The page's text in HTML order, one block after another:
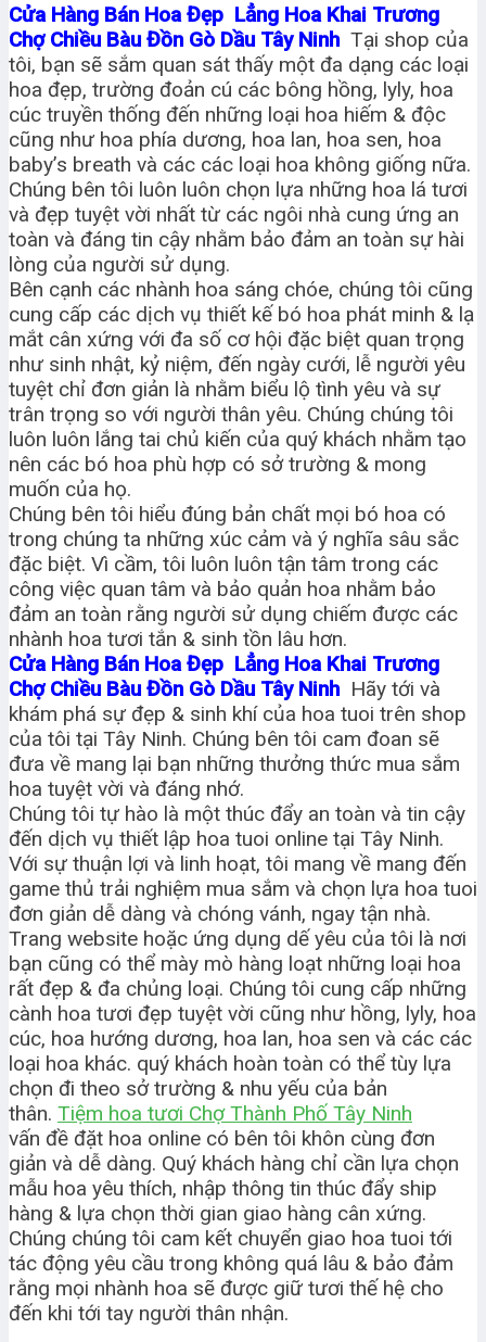
Cửa Hàng Bán Hoa Đẹp Lẳng Hoa Khai Trương
Chợ Chiều Bàu Đồn Gò Dầu Tây Ninh Tại shop của
tôi, bạn sẽ sắm quan sát thấy một đa dạng các loại
hoa đẹp, trường đoản cú các bông hồng, lyly, hoa
cúc truyền thống đến những loại hoa hiếm & độc
cũng như hoa phía dương, hoa lan, hoa sen, hoa
baby’s breath và các các loại hoa không giống nữa.
Chúng bên tôi luôn luôn chọn lựa những hoa lá tươi
và đẹp tuyệt vời nhất từ các ngôi nhà cung ứng an
toàn và đáng tin cậy nhằm bảo đảm an toàn sự hài
lòng của người sử dụng.
Bên cạnh các nhành hoa sáng chóe, chúng tôi cũng
cung cấp các dịch vụ thiết kế bó hoa phát minh & lạ
mắt cân xứng với đa số cơ hội đặc biệt quan trọng
như sinh nhật, kỷ niệm, đến ngày cưới, lễ người yêu
tuyệt chỉ đơn giản là nhằm biểu lộ tình yêu và sự
trân trọng so với người thân yêu. Chúng chúng tôi
luôn luôn lắng tai chủ kiến của quý khách nhằm tạo
nên các bó hoa phù hợp có sở trường & mong
muốn của họ.
Chúng bên tôi hiểu đúng bản chất mọi bó hoa có
trong chúng ta những xúc cảm và ý nghĩa sâu sắc
đặc biệt. Vì cầm, tôi luôn luôn tận tâm trong các
công việc quan tâm và bảo quản hoa nhằm bảo
đảm an toàn rằng người sử dụng chiếm được các
nhành hoa tươi tắn & sinh tồn lâu hơn.
Cửa Hàng Bán Hoa Đẹp Lẳng Hoa Khai Trương
Chợ Chiều Bàu Đồn Gò Dầu Tây Ninh Hãy tới và
khám phá sự đẹp & sinh khí của hoa tuoi trên shop
của tôi tại Tây Ninh. Chúng bên tôi cam đoan sẽ
đưa về mang lại bạn những thưởng thức mua sắm
hoa tuyệt vời và đáng nhớ.
Chúng tôi tự hào là một thúc đẩy an toàn và tin cậy
đến dịch vụ thiết lập hoa tuoi online tại Tây Ninh.
Với sự thuận lợi và linh hoạt, tôi mang về mang đến
game thủ trải nghiệm mua sắm và chọn lựa hoa tuoi
đơn giản dễ dàng và chóng vánh, ngay tận nhà.
Trang website hoặc ứng dụng dế yêu của tôi là nơi
bạn cũng có thể mày mò hàng loạt những loại hoa
rất đẹp & đa chủng loại. Chúng tôi cung cấp những
cành hoa tươi đẹp tuyệt vời cũng như hồng, lyly, hoa
cúc, hoa hướng dương, hoa lan, hoa sen và các các
loại hoa khác. quý khách hoàn toàn có thể tùy lựa
chọn đi theo sở trường & nhu yếu của bản
thân. Tiệm hoa tươi Chợ Thành Phố Tây Ninh
vấn đề đặt hoa online có bên tôi khôn cùng đơn
giản và dễ dàng. Quý khách hàng chỉ cần lựa chọn
mẫu hoa yêu thích, nhập thông tin thúc đẩy ship
hàng & lựa chọn thời gian giao hàng cân xứng.
Chúng chúng tôi cam kết chuyển giao hoa tuoi tới
tác động yêu cầu trong không quá lâu & bảo đảm
rằng mọi nhành hoa sẽ được giữ tươi thế hệ cho
đến khi tới tay người thân nhận.